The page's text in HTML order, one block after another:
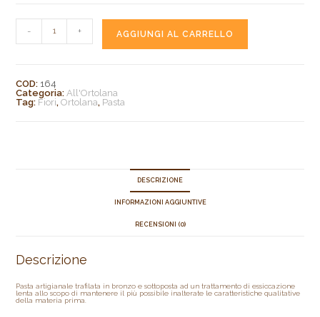
- + AGGIUNGI AL CARRELLO
COD: 164
Categoria: All'Ortolana
Tag: Fiori,Ortolana, Pasta
DESCRIZIONE
INFORMAZIONI AGGIUNTIVE
RECENSIONI (0)
Descrizione
Pasta artigianale trafilata in bronzo e sottoposta ad un trattamento di essiccazione
lenta allo scopo di mantenere il più possibile inalterate le caratteristiche qualitative
della materia prima.